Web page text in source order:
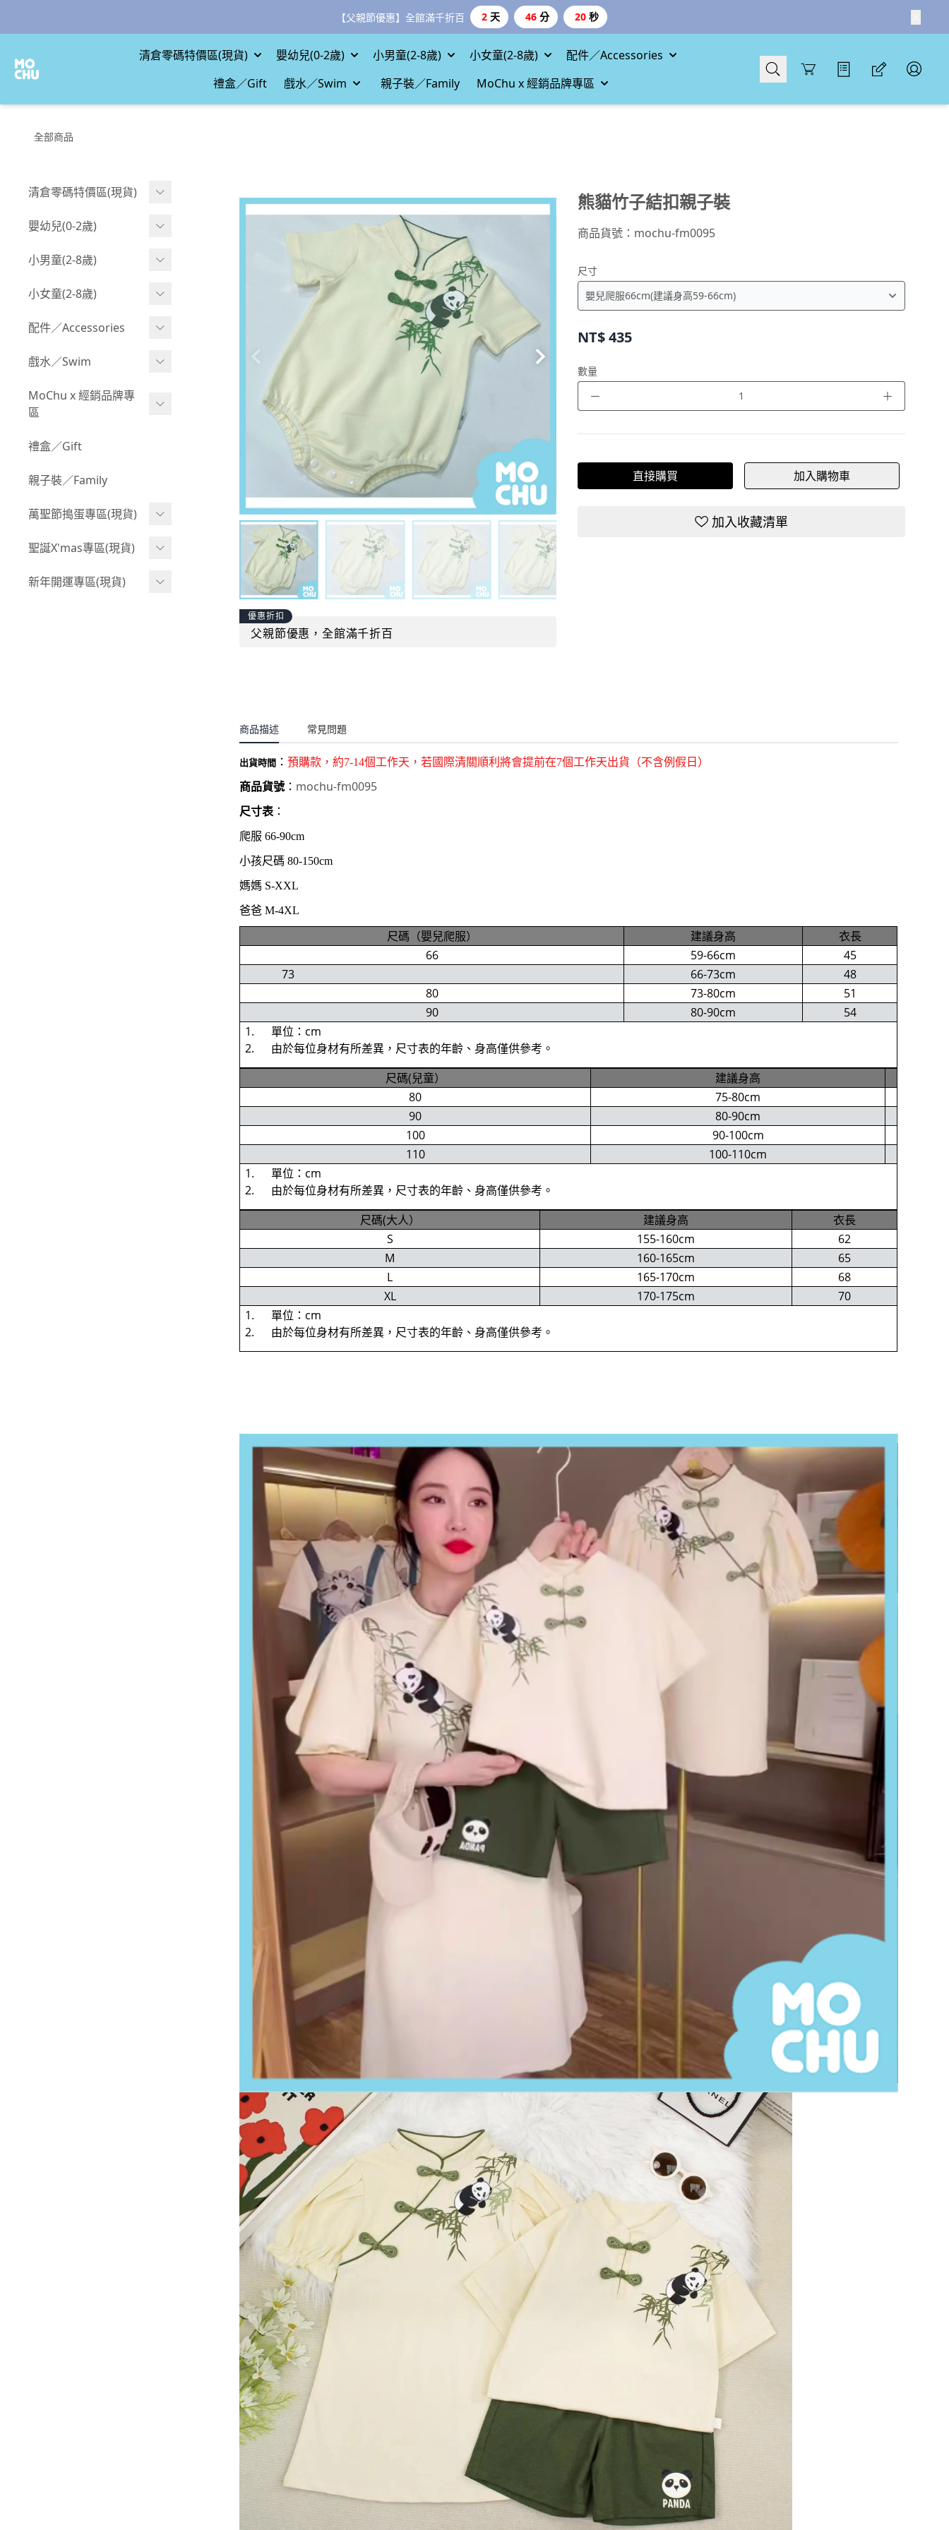
【父親節優惠】全館滿千折百 2 天 46 分 18 秒
清倉零碼特價區(現貨) 嬰幼兒(0-2歲) 小男童(2-8歲) 小女童(2-8歲)
配件／Accessories
禮盒／Gift
戲水／Swim 親子裝／Family MoChu x 經銷品牌專區
Cart
全部商品
清倉零碼特價區(現貨)
現貨.寶寶
現貨.男童
嬰幼兒(0-2歲)
BABY 包屁衣(短袖)
BABY 包屁衣(長袖)
BABY 外套
BABY 上身(短袖)
BABY 下身(短褲)
BABY 下身(長褲)
BABY 套裝(短袖)
BABY 套裝(長袖)
小男童(2-8歲)
Boy 上身(短袖)
Boy 上身(長袖)
Boy 套裝(短袖)
叢林探險系列
小紳士系列
韓國小歐巴
小女童(2-8歲)
Girl 上身(短袖)
Girl 上身(長袖)
Girl 下身(長褲)
Girl 套裝(短袖)
率性牛仔風
夢幻童話系列
小洋裝系列
配件／Accessories
Acc 口水巾
Acc 襪子
Acc 鞋子
Acc 餐具
Acc 寢具
Acc 其他
戲水／Swim
泳裝
泳具
野餐趣
MoChu x 經銷品牌專
區
©Wonchi 台灣 ｜ 兒童軟
©Disney 美國｜嬰兒用品
©風車圖書 台灣｜兒童圖
嘴
禮盒／Gift
親子裝／Family
萬聖節搗蛋專區(現貨)
萬聖造型頭套(3歲以上)
萬聖.嬰幼兒(0-2歲)
聖誕X'mas專區(現貨)
聖誕.嬰幼兒(0-2歲)
新年開運專區(現貨)
優惠折扣
父親節優惠，全館滿千折百
熊貓竹子結扣親子裝
商品貨號： mochu-fm0095
尺寸
NT$435
數量
－ ＋
直接購買 加入購物車
加入收藏清單
商品描述 常見問題
出貨時間 ：預購款，約7-14個工作天，若國際清關順利將會提前在7個工作天出貨（不含例假日 ）
商品貨號： mochu-fm0095
尺寸表 ：
爬服 66-90cm
小孩尺碼 80-150cm
媽媽 S-XXL
爸爸 M-4XL
尺碼（嬰兒爬服） 建議身高
衣長
66
59-66cm
45
73
66-73cm
48
80
73-80cm
51
90
80-90cm
54
1. 單位：cm
2. 由於每位身材有所差異，尺寸表的年齡、身高僅供參考。
尺碼(兒童）
建議身高
80
75-80cm
90
80-90cm
100
90-100cm
110
100-110cm
1. 單位：cm
2. 由於每位身材有所差異，尺寸表的年齡、身高僅供參考。
尺碼(大人）
建議身高
衣長
S
155-160cm
62
M
160-165cm
65
L
165-170cm
68
XL
170-175cm
70
1. 單位：cm
2. 由於每位身材有所差異，尺寸表的年齡、身高僅供參考。